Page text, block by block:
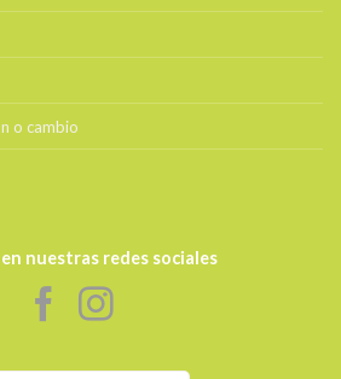
o cambio
nuestras redes sociales